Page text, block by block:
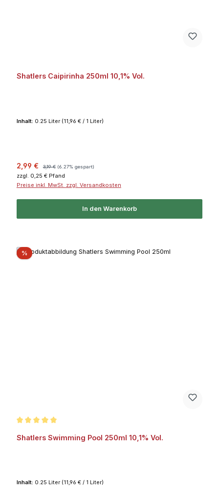
Shatlers Caipirinha 250ml 10,1% Vol.
Inhalt: 0.25 Liter (11,96 € / 1 Liter)
Verkaufspreis:
2,99 € 3,19 € (6.27% gespart)
zzgl. 0,25 € Pfand
Preise inkl. MwSt. zzgl. Versandkosten
In den Warenkorb
%Rabatt
Shatlers Swimming Pool 250ml 10,1% Vol.
Inhalt: 0.25 Liter (11,96 € / 1 Liter)